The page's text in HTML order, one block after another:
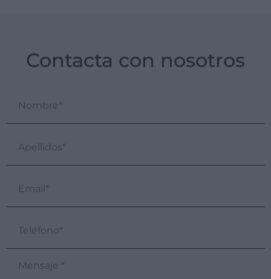
Contacta con nosotros